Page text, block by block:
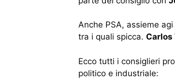
Anche PSA, assieme
tra i quali spicca. Carlos
Ecco tutti i consiglieri
politico e industriale: